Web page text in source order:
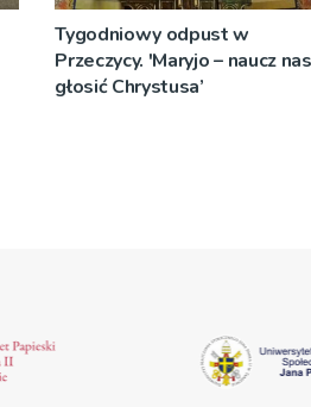
Tygodniowy odpust w
Przeczycy. 'Maryjo – naucz nas
głosić Chrystusa’